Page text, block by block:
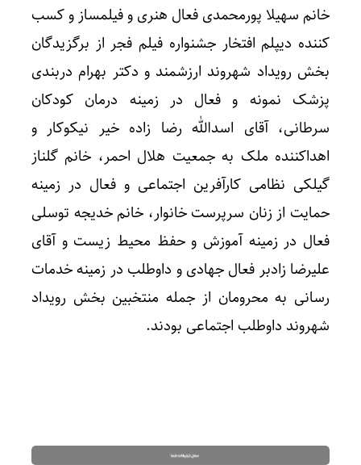
خانم سهیلا پورمحمدی فعال هنری و فیلمساز و کسب
کننده دیپلم افتخار جشنواره فیلم فجر از برگزیدگان
بخش رویداد شهروند ارزشمند و دکتر بهرام دربندی
پزشک نمونه و فعال در زمینه درمان کودکان
سرطانی، آقای اسدالله رضا زاده خیر نیکوکار و
اهداکننده ملک به جمعیت هلال احمر، خانم گلناز
گیلکی نظامی کارآفرین اجتماعی و فعال در زمینه
حمایت از زنان سرپرست خانوار، خانم خدیجه توسلی
فعال در زمینه آموزش و حفظ محیط زیست و آقای
علیرضا زادبر فعال جهادی و داوطلب در زمینه خدمات
رسانی به محرومان از جمله منتخبین بخش رویداد
شهروند داوطلب اجتماعی بودند.